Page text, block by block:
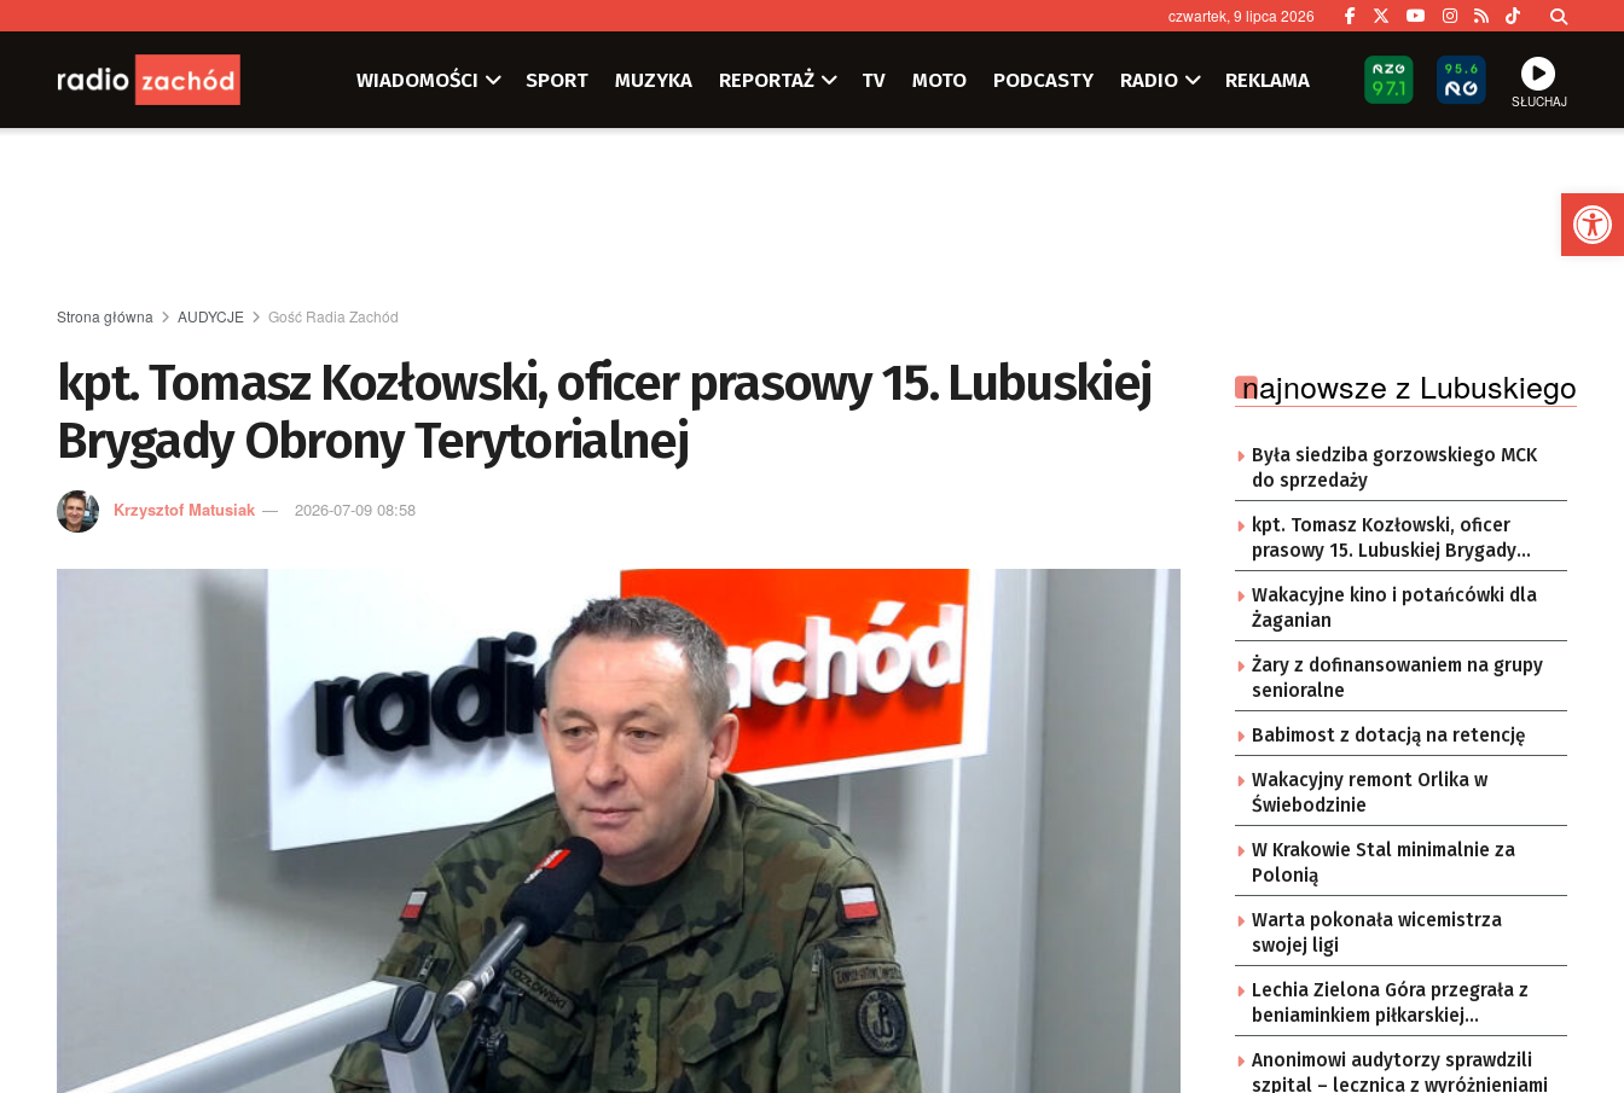
czwartek, 9 lipca 2026
WIADOMOŚCI SPORT MUZYKA REPORTAŻ TV MOTO PODCASTY RADIO REKLAMA
SŁUCHAJ
Strona główna AUDYCJE Gość Radia Zachód
kpt. Tomasz Kozłowski, oficer prasowy 15. Lubuskiej
Brygady Obrony Terytorialnej
Krzysztof Matusiak 2026-07-09 08:58
najnowsze z Lubuskiego
Była siedziba gorzowskiego MCK
do sprzedaży
kpt. Tomasz Kozłowski, oficer
prasowy 15. Lubuskiej Brygady
Obrony Terytorialnej
Wakacyjne kino i potańcówki dla
Żaganian
Żary z dofinansowaniem na grupy
senioralne
Babimost z dotacją na retencję
Wakacyjny remont Orlika w
Świebodzinie
W Krakowie Stal minimalnie za
Polonią
Warta pokonała wicemistrza
swojej ligi
Lechia Zielona Góra przegrała z
beniaminkiem piłkarskiej
ekstraklasy
Anonimowi audytorzy sprawdzili
szpital – lecznica z wyróżnieniami